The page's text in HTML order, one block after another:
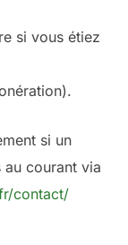
si vous étiez
si un
au courant via
contact/